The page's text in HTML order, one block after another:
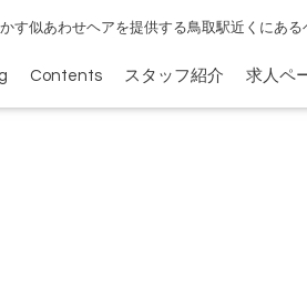
似あわせヘアを提供する鳥取駅近くにある
Contents スタッフ紹介 求人ペ